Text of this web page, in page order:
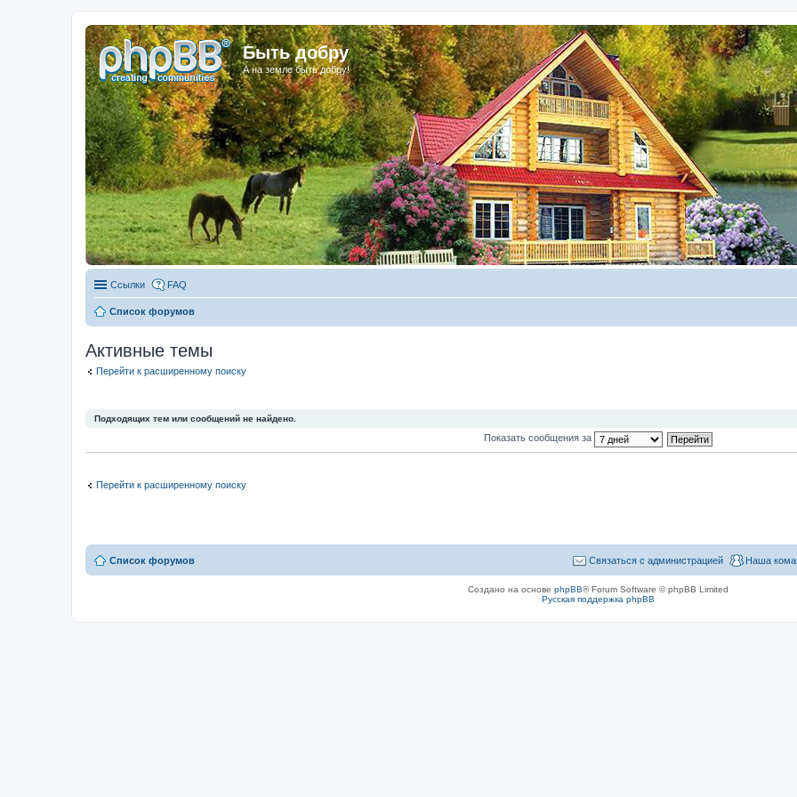
Быть добру
А на земле быть добру!
Ссылки FAQ
Список форумов
Активные темы
Перейти к расширенному поиску
Подходящих тем или сообщений не найдено.
Показать сообщения за
Перейти к расширенному поиску
Список форумов Наша
Связаться с администрацией
Создано на основе phpBB® Forum Software © phpBB Limited
Русская поддержка phpBB